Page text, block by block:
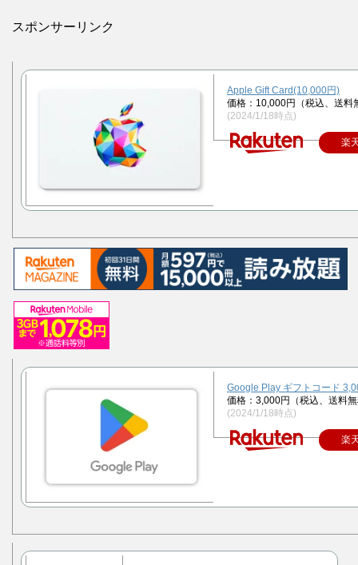
スポンサーリンク
Apple Gift Card(10,000円)
価格：10,000円（税込、送料
(2024/1/18時点)
楽
Google Play ギフトコード
価格：3,000円（税込、送料
(2024/1/18時点)
楽